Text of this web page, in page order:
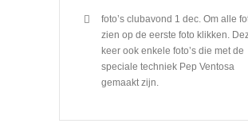
foto’s clubavond 1 dec. Om alle
zien op de eerste foto klikken.
keer ook enkele foto’s die met de
speciale techniek Pep Ventosa
gemaakt zijn.